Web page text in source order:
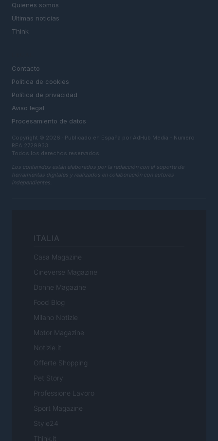
Quienes somos
Últimas noticias
Think
Contacto
Politica de cookies
Política de privacidad
Aviso legal
Procesamiento de datos
Copyright © 2026 · Publicado en España por AdHub Media - Numero
REA 2729933
Todos los derechos reservados
Los contenidos están elaborados por la redacción con el soporte de
herramientas digitales y realizados en colaboración con autores
independientes.
ITALIA
Casa Magazine
Cineverse Magazine
Donne Magazine
Food Blog
Milano Notizie
Motor Magazine
Notizie.it
Offerte Shopping
Pet Story
Professione Lavoro
Sport Magazine
Style24
Think.it